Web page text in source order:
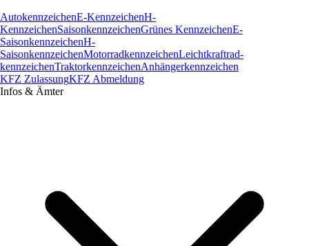
AutokennzeichenE-KennzeichenH-
KennzeichenSaisonkennzeichenGrünes KennzeichenE-
SaisonkennzeichenH-
SaisonkennzeichenMotorradkennzeichenLeichtkraftrad­
kennzeichenTraktorkennzeichenAnhängerkennzeichen
KFZ ZulassungKFZ Abmeldung
Infos & Ämter